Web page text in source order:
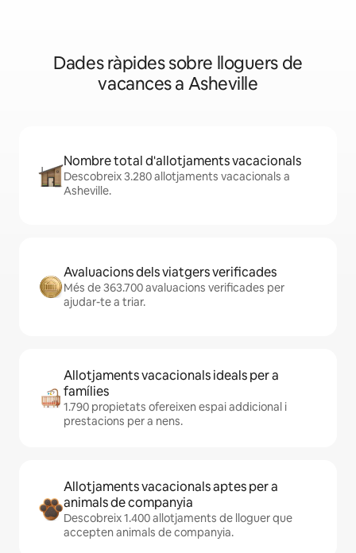
Dades ràpides sobre lloguers de
vacances a Asheville
Nombre total d'allotjaments vacacionals
Descobreix 3.280 allotjaments vacacionals a
Asheville.
Avaluacions dels viatgers verificades
Més de 363.700 avaluacions verificades per
ajudar-te a triar.
Allotjaments vacacionals ideals per a
famílies
1.790 propietats ofereixen espai addicional i
prestacions per a nens.
Allotjaments vacacionals aptes per a
animals de companyia
Descobreix 1.400 allotjaments de lloguer que
accepten animals de companyia.